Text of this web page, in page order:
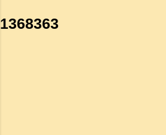
1368363